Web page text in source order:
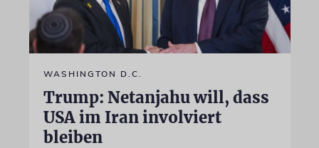
WASHINGTON D.C.
Trump: Netanjahu will, dass
USA im Iran involviert
bleiben